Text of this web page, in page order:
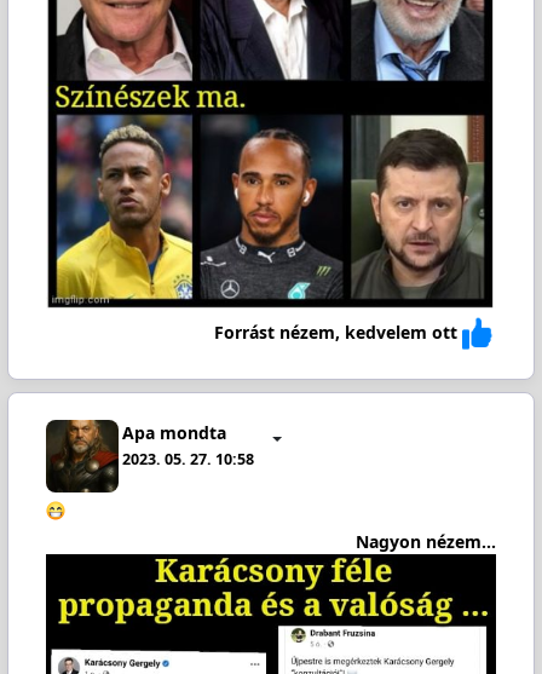
Forrást nézem, kedvelem ott
Apa mondta
2023. 05. 27. 10:58
Nagyon nézem...